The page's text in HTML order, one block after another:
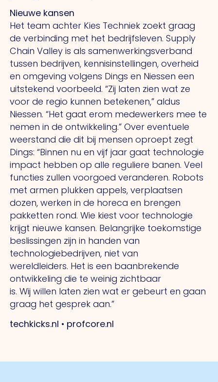
Nieuwe kansen
Het team achter Kies Techniek zoekt graag
de verbinding met het bedrijfsleven. Supply
Chain Valley is als samenwerkingsverband
tussen bedrijven, kennisinstellingen, overheid
en omgeving volgens Dings en Niessen een
uitstekend voorbeeld. “Zij laten zien wat ze
voor de regio kunnen betekenen,” aldus
Niessen. “Het gaat erom medewerkers mee te
nemen in de ontwikkeling.” Over eventuele
weerstand die dit bij mensen oproept zegt
Dings: “Binnen nu en vijf jaar gaat technologie
impact hebben op alle reguliere banen. Veel
functies zullen voorgoed veranderen. Robots
met armen plukken appels, verplaatsen
dozen, werken in de horeca en brengen
pakketten rond. Wie kiest voor technologie
krijgt nieuwe kansen. Belangrijke toekomstige
beslissingen zijn in handen van
technologiebedrijven, niet van
wereldleiders. Het is een baanbrekende
ontwikkeling die te weinig zichtbaar
is. Wij willen laten zien wat er gebeurt en gaan
graag het gesprek aan.”
techkicks.nl • profcore.nl